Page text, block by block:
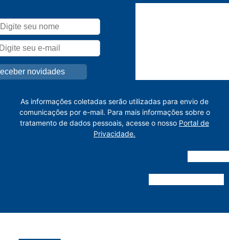
As informações coletadas serão utilizadas para envio de
comunicações por e-mail. Para mais informações sobre o
tratamento de dados pessoais, acesse o nosso Portal de
Privacidade.